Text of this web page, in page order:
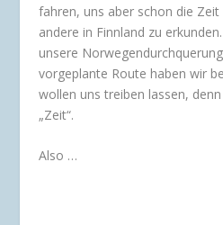
fahren, uns aber schon die
andere in Finnland zu
unsere
vorgeplante Route haben wir
wollen uns treiben lassen,
„Zeit“.
Also …